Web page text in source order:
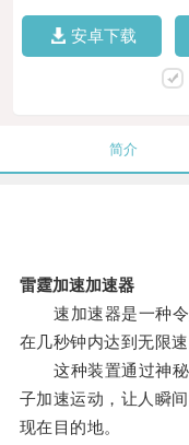
安卓下载
简介
雷霆加速加速器
速加速器是一种令
在几秒钟内达到无限
这种装置通过神秘
子加速运动，让人瞬
现在目的地。